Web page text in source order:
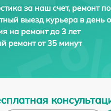
за наш счет, ремонт
выезд курьера в день
на ремонт до 3 лет
ремонт от 35 минут